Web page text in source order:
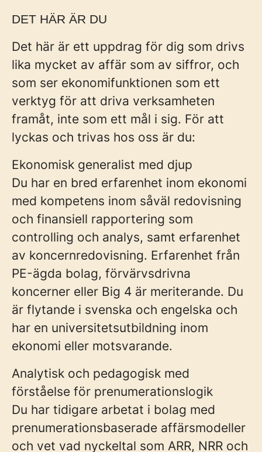
DET HÄR ÄR DU
Det här är ett uppdrag för dig som drivs
lika mycket av affär som av siffror, och
som ser ekonomifunktionen som ett
verktyg för att driva verksamheten
framåt, inte som ett mål i sig. För att
lyckas och trivas hos oss är du:
Ekonomisk generalist med djup
Du har en bred erfarenhet inom ekonomi
med kompetens inom såväl redovisning
och finansiell rapportering som
controlling och analys, samt erfarenhet
av koncernredovisning. Erfarenhet från
PE-ägda bolag, förvärvsdrivna
koncerner eller Big 4 är meriterande. Du
är flytande i svenska och engelska och
har en universitetsutbildning inom
ekonomi eller motsvarande.
Analytisk och pedagogisk med
förståelse för prenumerationslogik
Du har tidigare arbetat i bolag med
prenumerationsbaserade affärsmodeller
och vet vad nyckeltal som ARR, NRR och